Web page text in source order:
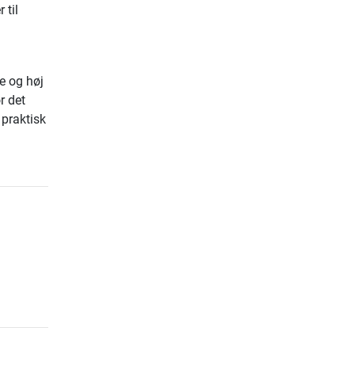
til
og høj
det